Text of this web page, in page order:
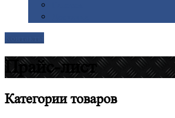
Прайс-лист
Категориитоваров